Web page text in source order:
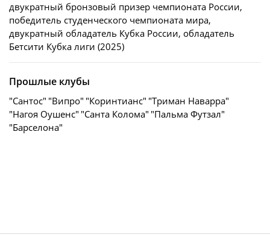
двукратный бронзовый призер чемпионата России,
победитель студенческого чемпионата мира,
двукратный обладатель Кубка России, обладатель
Бетсити Кубка лиги (2025)
Прошлые клубы
"Сантос" "Випро" "Коринтианс" "Триман Наварра"
"Нагоя Оушенс" "Санта Колома" "Пальма Футзал"
"Барселона"